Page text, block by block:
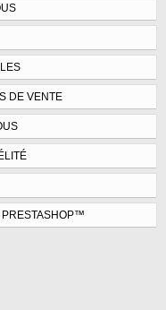
DE VENTE
PRESTASHOP™